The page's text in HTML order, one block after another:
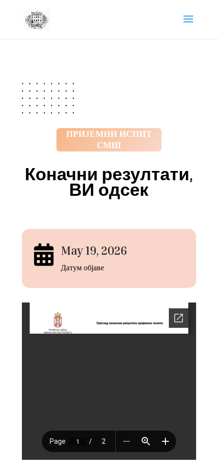
ПРИЈЕМНИ ИСПИТ
СМШ
Коначни резултати,
ВИ одсек
 May 19, 2026
Датум објаве